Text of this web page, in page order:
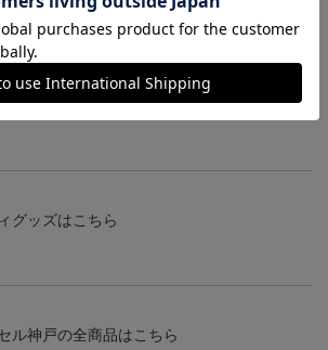
ーズンユニフォームはこちら
グッズはこちら
ル神戸の全商品はこちら